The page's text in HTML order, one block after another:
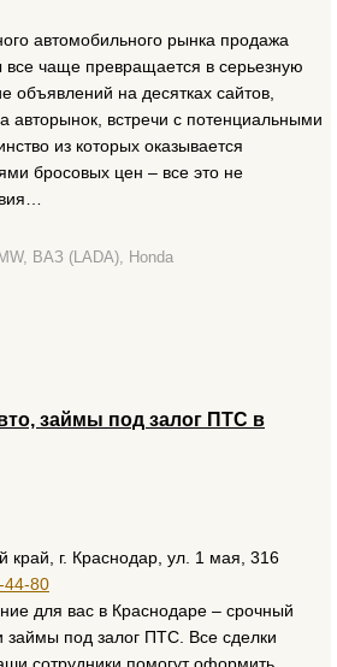
автомобильного рынка продажа
чаще превращается в серьезную
объявлений на десятках сайтов,
авторынок, встречи с потенциальными
из которых оказывается
бросовых цен – все это не
ВАЗ (LADA), Honda
займы под залог ПТС в
край, г. Краснодар, ул. 1 мая, 316
44-80
для вас в Краснодаре – срочный
займы под залог ПТС. Все сделки